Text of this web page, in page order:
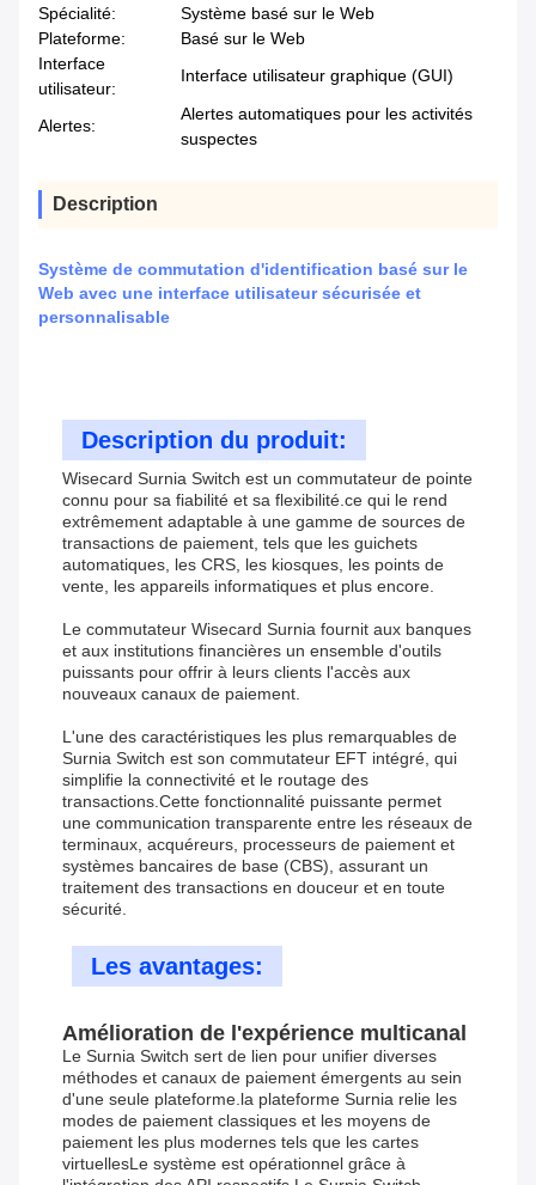
Spécialité:
Système basé sur le Web
Plateforme:
Basé sur le Web
Interface
utilisateur:
Interface utilisateur graphique (GUI)
Alertes:
Alertes automatiques pour les activités
suspectes
Description
Système de commutation d'identification basé sur le
Web avec une interface utilisateur sécurisée et
personnalisable
Description du produit:
Wisecard Surnia Switch est un commutateur de pointe
connu pour sa fiabilité et sa flexibilité.ce qui le rend
extrêmement adaptable à une gamme de sources de
transactions de paiement, tels que les guichets
automatiques, les CRS, les kiosques, les points de
vente, les appareils informatiques et plus encore.
Le commutateur Wisecard Surnia fournit aux banques
et aux institutions financières un ensemble d'outils
puissants pour offrir à leurs clients l'accès aux
nouveaux canaux de paiement.
L'une des caractéristiques les plus remarquables de
Surnia Switch est son commutateur EFT intégré, qui
simplifie la connectivité et le routage des
transactions.Cette fonctionnalité puissante permet
une communication transparente entre les réseaux de
terminaux, acquéreurs, processeurs de paiement et
systèmes bancaires de base (CBS), assurant un
traitement des transactions en douceur et en toute
sécurité.
Les avantages:
Amélioration de l'expérience multicanal
Le Surnia Switch sert de lien pour unifier diverses
méthodes et canaux de paiement émergents au sein
d'une seule plateforme.la plateforme Surnia relie les
modes de paiement classiques et les moyens de
paiement les plus modernes tels que les cartes
virtuellesLe système est opérationnel grâce à